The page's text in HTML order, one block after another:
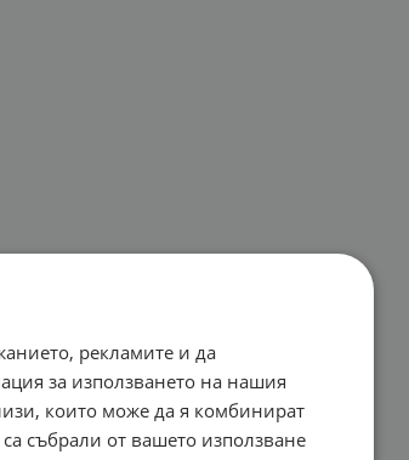
рекламите и да
за използването на нашия
които може да я комбинират
събрали от вашето използване